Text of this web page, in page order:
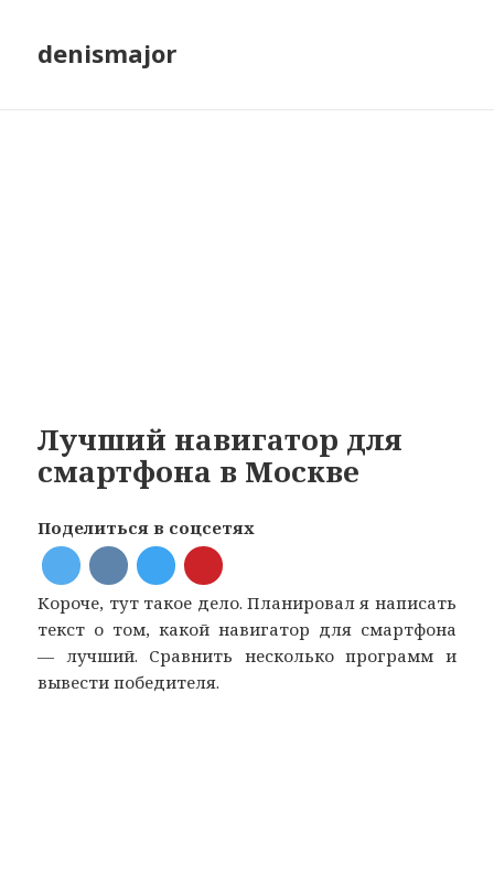
denismajor
Лучший навигатор для
смартфона в Москве
Поделиться в соцсетях
Короче, тут такое дело. Планировал я написать
текст о том, какой навигатор для смартфона
— лучший. Сравнить несколько программ и
вывести победителя.